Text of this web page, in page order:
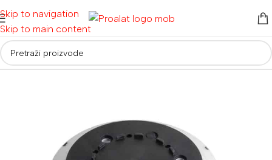
Skip to navigation
Skip to main content
Početna/ Auto detailing i oprema